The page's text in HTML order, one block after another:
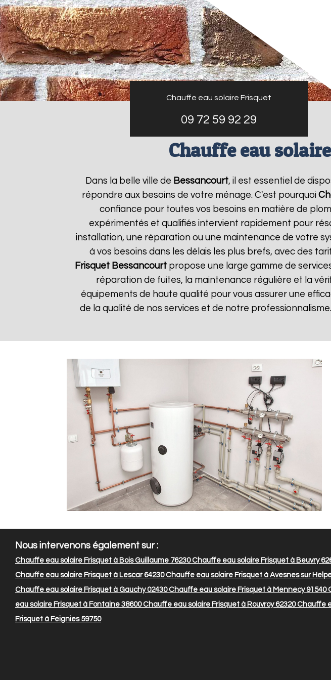
Chauffe eau solaire Frisquet
09 72 59 92 29
Chauffe eau
Dans la belle ville de Bessancourt, il est essentiel de
répondre aux besoins de votre ménage. C'est pourquoi
confiance pour toutes vos besoins en matière de
expérimentés et qualifiés intervient rapidement pour
installation, une réparation ou une maintenance de votre
à vos besoins dans les délais les plus brefs, avec des
Frisquet Bessancourtpropose une large gamme de
réparation de fuites, la maintenance régulière et la
équipements de haute qualité pour vous assurer une
de la qualité de nos services et de notre
Nous intervenons également sur :
Chauffe eau solaire Frisquet à Bois Guillaume 76230Chauffe eau solaire Frisquet à Beuvry
Chauffe eau solaire Frisquet à Lescar 64230Chauffe eau solaire Frisquet à Avesnes sur
Chauffe eau solaire Frisquet à Gauchy 02430Chauffe eau solaire Frisquet à Mennecy 91540
eau solaire Frisquet à Fontaine 38600Chauffe eau solaire Frisquet à Rouvroy 62320Chauffe
Frisquet à Feignies 59750